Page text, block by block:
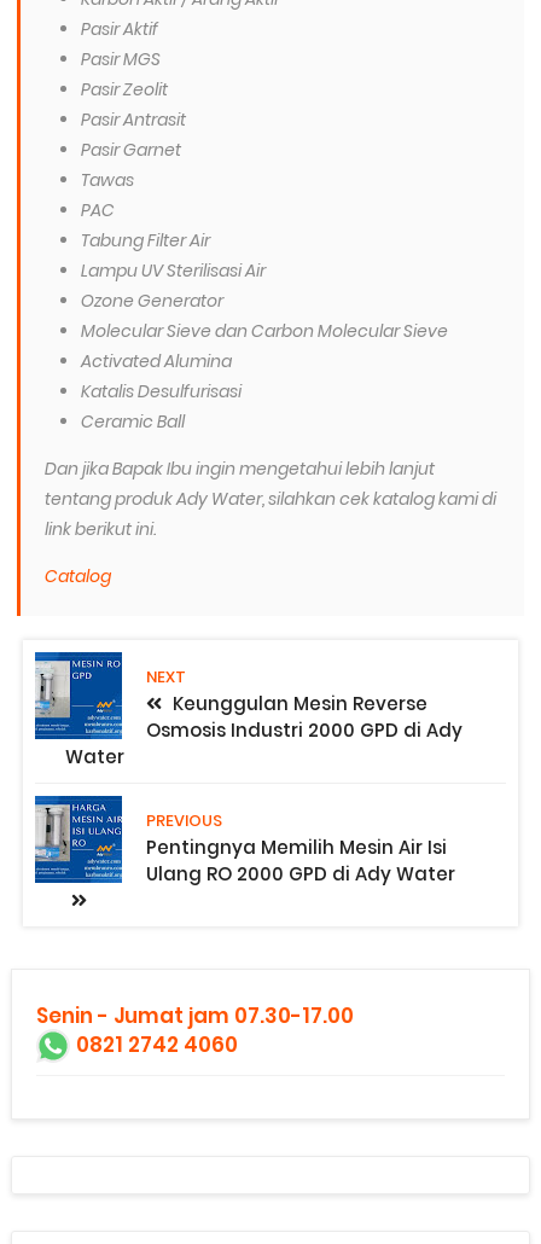
Pasir Aktif
Pasir MGS
Pasir Zeolit
Pasir Antrasit
Pasir Garnet
Tawas
PAC
Tabung Filter Air
Lampu UV Sterilisasi Air
Ozone Generator
Molecular Sieve dan Carbon Molecular Sieve
Activated Alumina
Katalis Desulfurisasi
Ceramic Ball
Dan jika Bapak Ibu ingin mengetahui lebih lanjut
tentang produk Ady Water, silahkan cek katalog kami di
link berikut ini.
Catalog
NEXT
Keunggulan Mesin Reverse
Osmosis Industri 2000 GPD di Ady
Water
PREVIOUS
Pentingnya Memilih Mesin Air Isi
Ulang RO 2000 GPD di Ady Water
Senin - Jumat jam 07.30-17.00
0821 2742 4060